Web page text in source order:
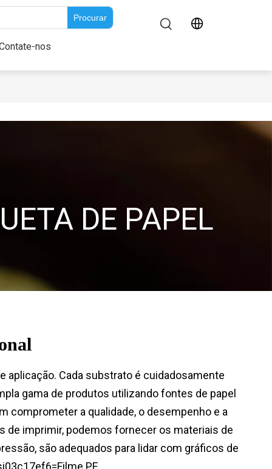
Procurar
nos
Contate-nos
DE PAPEL
aplicação. Cada substrato é cuidadosamente
gama de produtos utilizando fontes de papel
comprometer a qualidade, o desempenho e a
de imprimir, podemos fornecer os materiais de
são adequados para lidar com gráficos de
PE